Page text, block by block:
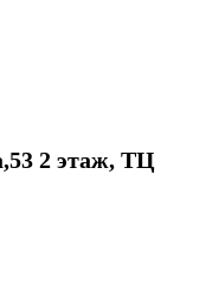
2 этаж, ТЦ